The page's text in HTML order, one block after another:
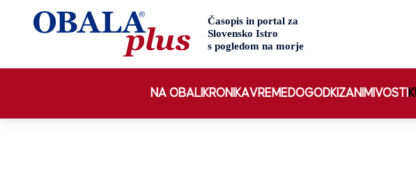
NA OBALI KRONIKAVREMEDOGODKIZANIMIVOSTI